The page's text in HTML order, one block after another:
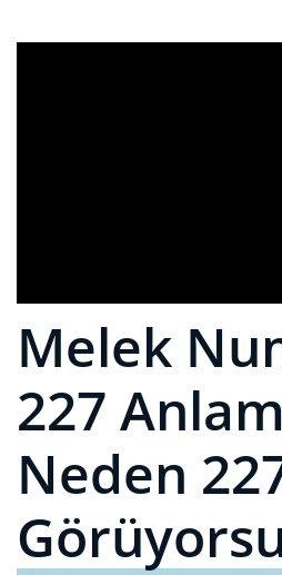
Melek
227
Neden